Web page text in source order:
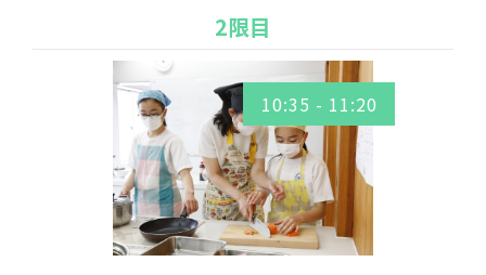
2限目
10:35 - 11:20